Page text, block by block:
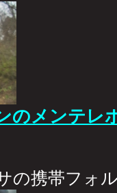
のメンテレ
の携帯フォ